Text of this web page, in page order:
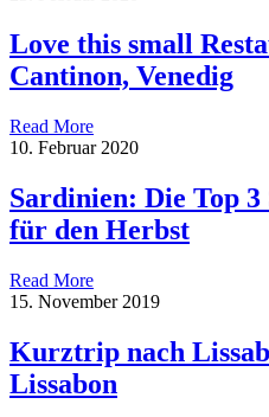
Love this small
Cantinon, Venedig
Read More
10. Februar 2020
Sardinien: Die Top
für den Herbst
Read More
15. November 2019
Kurztrip nach
Lissabon